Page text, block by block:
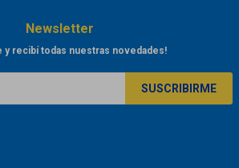
Newsletter
y recibí todas nuestras novedades!
SUSCRIBIRME